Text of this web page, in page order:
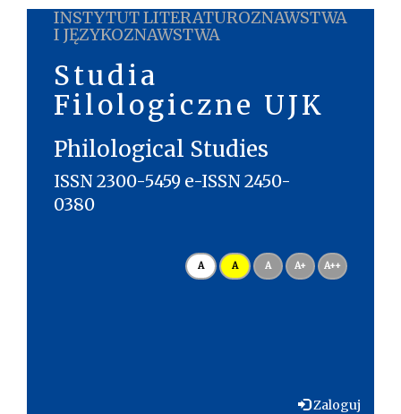
INSTYTUT LITERATUROZNAWSTWA
I JĘZYKOZNAWSTWA
Studia
Filologiczne UJK
Philological Studies
ISSN 2300-5459 e-ISSN 2450-
0380
A A A A+ A++
Zaloguj